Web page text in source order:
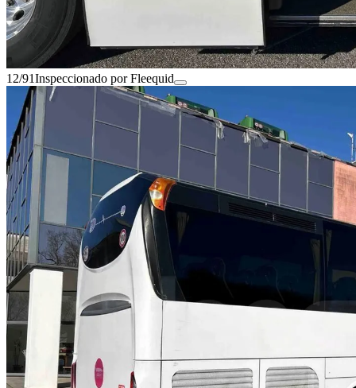
12/91Inspeccionado por Fleequid